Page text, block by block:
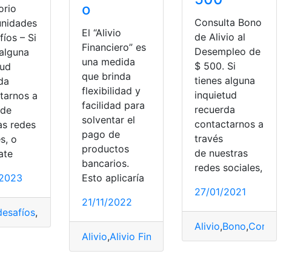
– Si
a
redes
o
, Oportunidades
o
El “Alivio
Financiero” es
una medida
que brinda
flexibilidad y
facilidad para
solventar el
pago de
productos
bancarios.
Esto aplicaría
21/11/2022
Alivio,Alivio Financiero
Consulta Bono
de Alivio al
Desempleo de
$ 500. Si
tienes alguna
inquietud
recuerda
contactarnos a
través
de nuestras
redes sociales,
27/01/2021
Alivio,Bono,Consultas